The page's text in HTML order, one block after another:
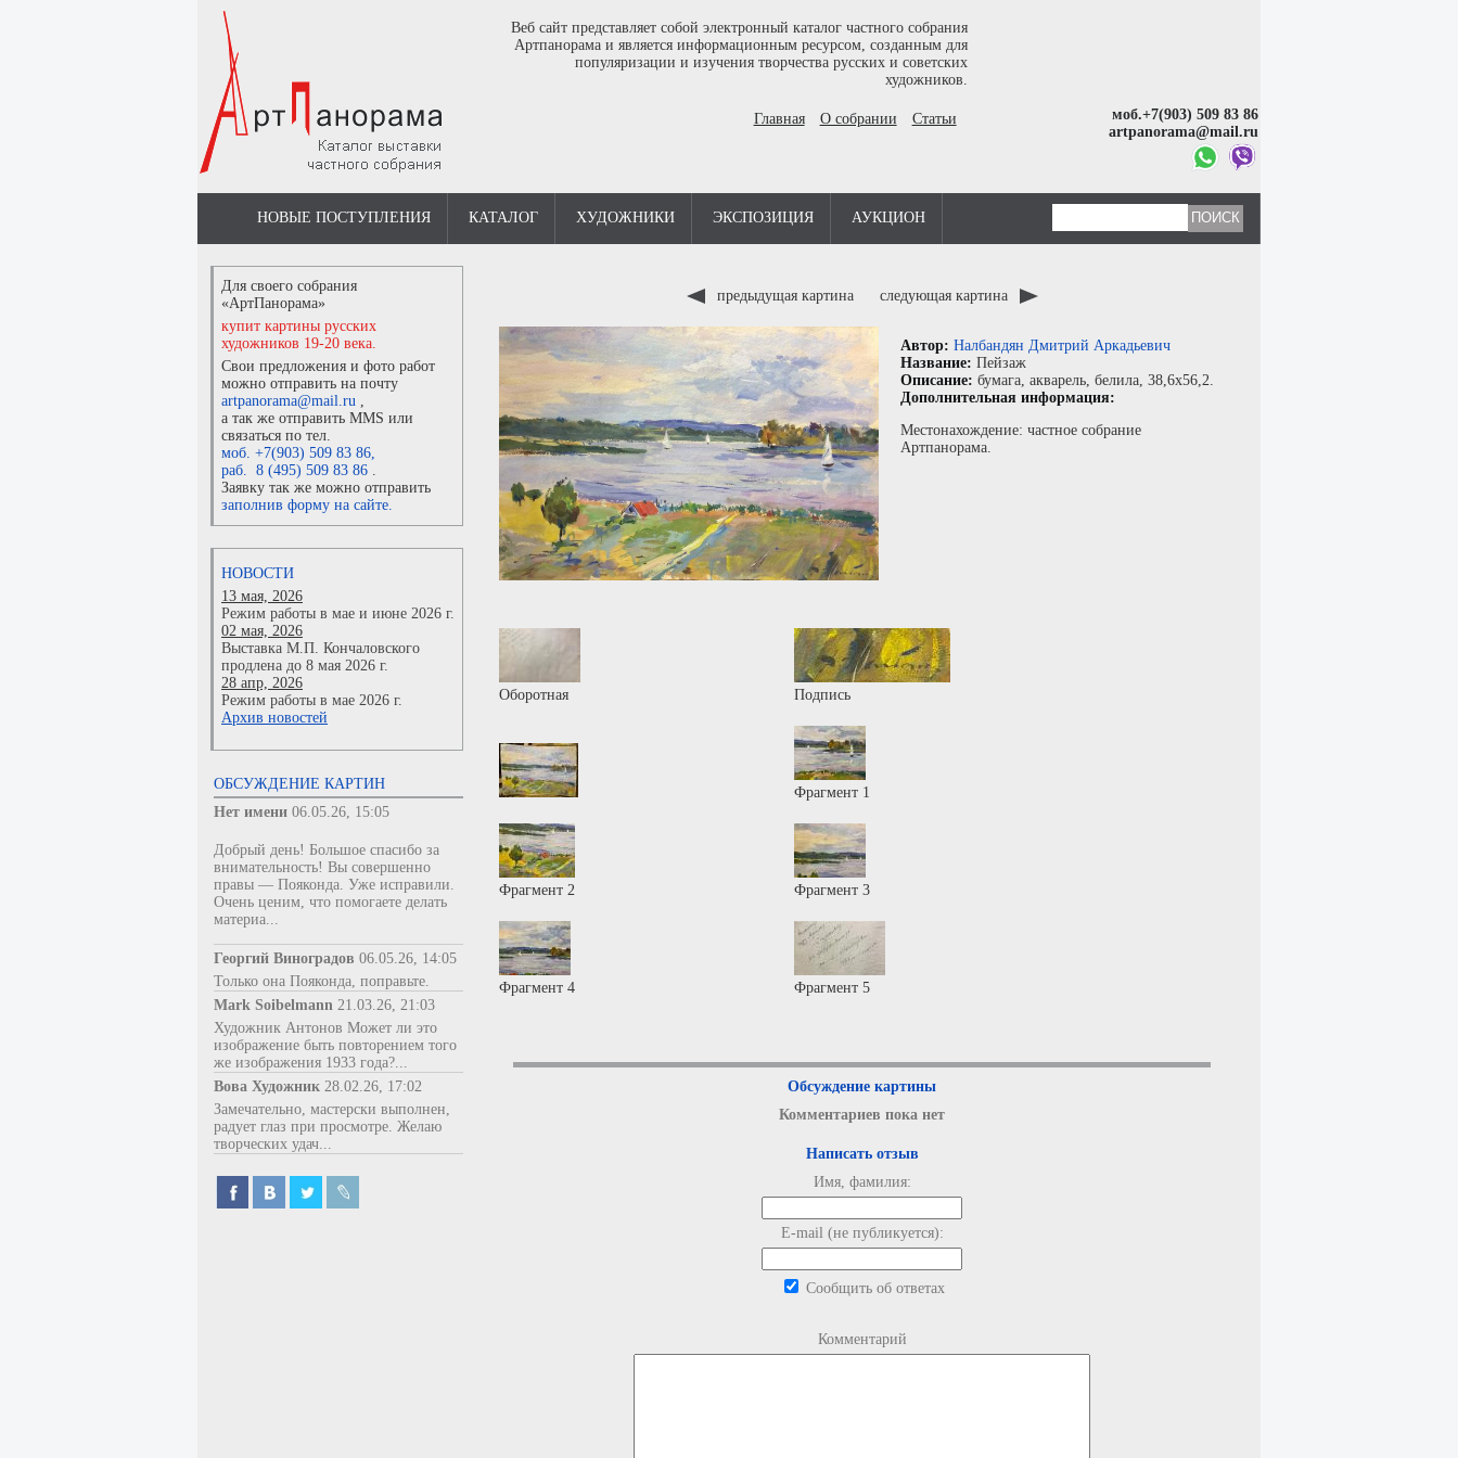
Веб сайт представляет собой электронный каталог частного собрания
Артпанорама и является информационным ресурсом, созданным для
популяризации и изучения творчества русских и советских
художников.
Главная О собрании Статьи
моб.+7(903) 509 83 86
artpanorama@mail.ru
НОВЫЕ ПОСТУПЛЕНИЯ КАТАЛОГ ХУДОЖНИКИ ЭКСПОЗИЦИЯ АУКЦИОН
Для своего собрания
«АртПанорама»
купит картины русских
художников 19-20 века.
Свои предложения и фото работ
можно отправить на почту
artpanorama@mail.ru ,
а так же отправить MMS или
связаться по тел.
моб. +7(903) 509 83 86,
раб. 8 (495) 509 83 86 .
Заявку так же можно отправить
заполнив форму на сайте.
НОВОСТИ
13 мая, 2026
Режим работы в мае и июне 2026 г.
02 мая, 2026
Выставка М.П. Кончаловского
продлена до 8 мая 2026 г.
28 апр, 2026
Режим работы в мае 2026 г.
Архив новостей
ОБСУЖДЕНИЕ КАРТИН
Нет имени 06.05.26, 15:05
Добрый день! Большое спасибо за
внимательность! Вы совершенно
правы — Пояконда. Уже исправили.
Очень ценим, что помогаете делать
материа...
Георгий Виноградов 06.05.26, 14:05
Только она Пояконда, поправьте.
Mark Soibelmann 21.03.26, 21:03
Художник Антонов Может ли это
изображение быть повторением того
же изображения 1933 года?...
Вова Художник 28.02.26, 17:02
Замечательно, мастерски выполнен,
радует глаз при просмотре. Желаю
творческих удач...
предыдущая картина следующая картина
Автор: Налбандян Дмитрий Аркадьевич
Название: Пейзаж
Описание: бумага, акварель, белила, 38,6x56,2.
Дополнительная информация:
Местонахождение: частное собрание
Артпанорама.
Оборотная Подпись
Фрагмент 1
Фрагмент 2 Фрагмент 3
Фрагмент 4 Фрагмент 5
Обсуждение картины
Комментариев пока нет
Написать отзыв
Имя, фамилия:
E-mail (не публикуется):
Сообщить об ответах
Комментарий